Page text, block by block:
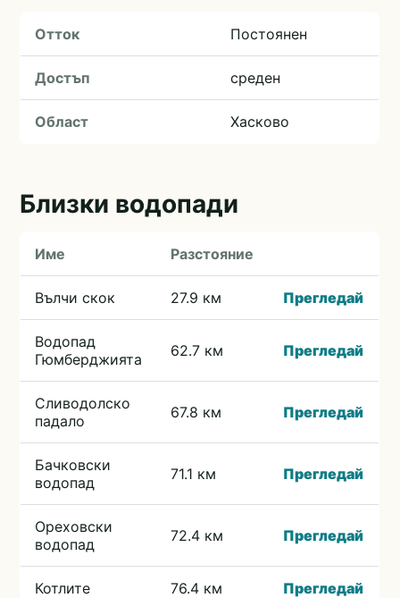
Отток Постоянен
Достъп среден
Област Хасково
Близки водопади
Име Разстояние
Вълчи скок 27.9 км Прегледай
Водопад
Гюмберджията
62.7 км Прегледай
Сливодолско
падало
67.8 км Прегледай
Бачковски
водопад
71.1 км Прегледай
Ореховски
водопад
72.4 км Прегледай
Котлите 76.4 км Прегледай